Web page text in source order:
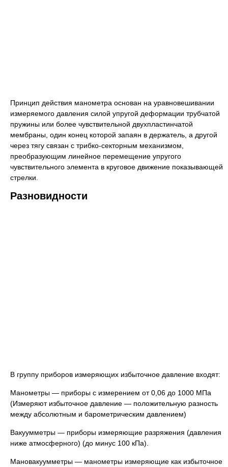
Принцип действия манометра основан на уравновешивании
измеряемого давления силой упругой деформации трубчатой
пружины или более чувствительной двухпластинчатой
мембраны, один конец которой запаян в держатель, а другой
через тягу связан с трибко-секторным механизмом,
преобразующим линейное перемещение упругого
чувствительного элемента в круговое движение показывающей
стрелки.
Разновидности
В группу приборов измеряющих избыточное давление входят:
Манометры — приборы с измерением от 0,06 до 1000 МПа
(Измеряют избыточное давление — положительную разность
между абсолютным и барометрическим давлением)
Вакуумметры — приборы измеряющие разряжения (давления
ниже атмосферного) (до минус 100 кПа).
Мановакуумметры — манометры измеряющие как избыточное